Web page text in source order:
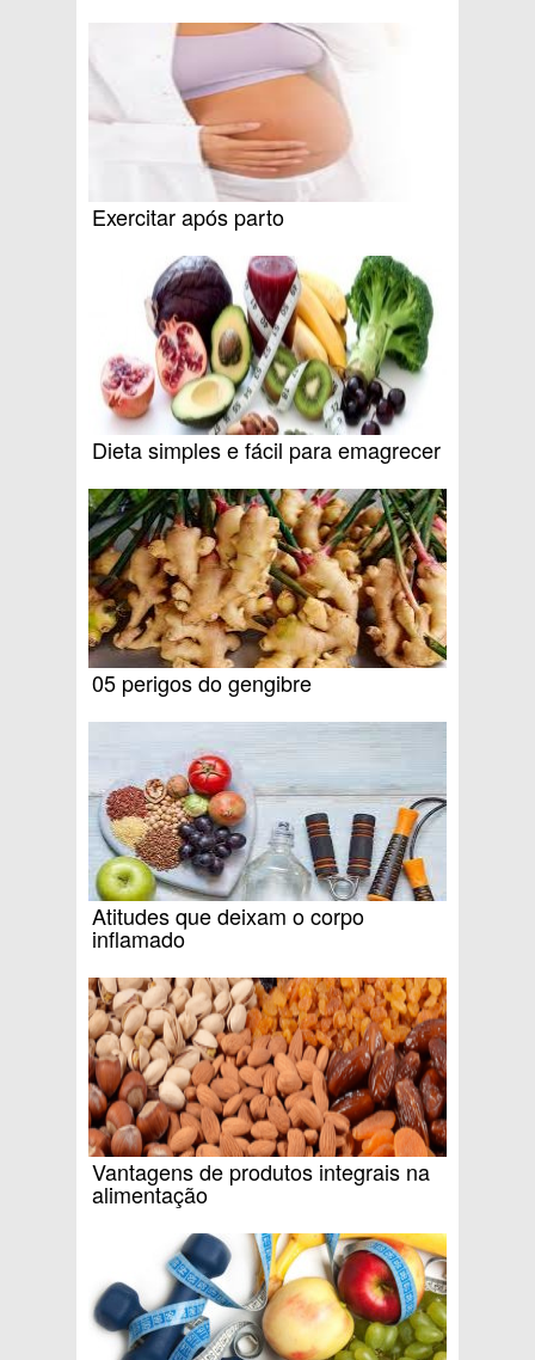
Exercitar após parto
Dieta simples e fácil para emagrecer
05 perigos do gengibre
Atitudes que deixam o corpo
inflamado
Vantagens de produtos integrais na
alimentação